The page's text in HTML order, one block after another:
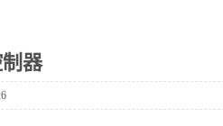
器